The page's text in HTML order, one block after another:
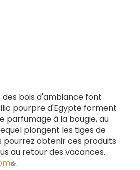
bois d'ambiance font
pourpre d'Egypte forment
parfumage à la bougie, au
plongent les tiges de
pourrez obtenir ces produits
au retour des vacances.
(le.